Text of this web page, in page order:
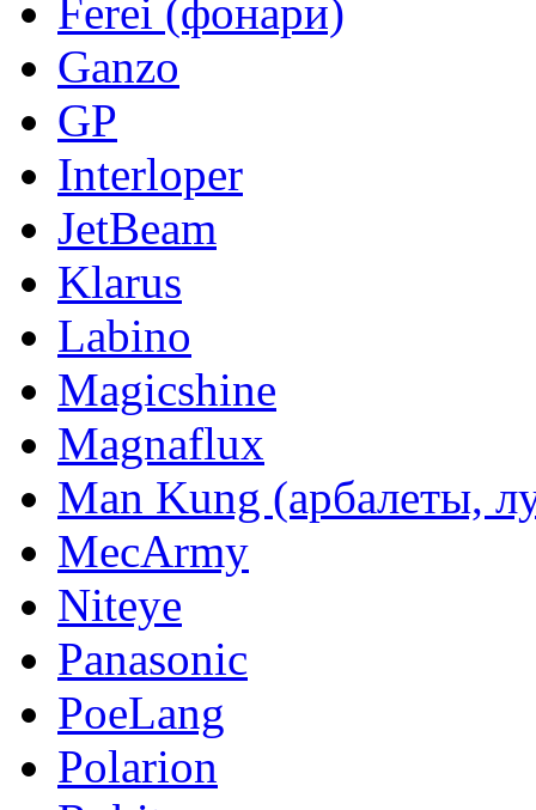
Ferei (фонари)
Ganzo
GP
Interloper
JetBeam
Klarus
Labino
Magicshine
Magnaflux
Man Kung (арбалеты,
MecArmy
Niteye
Panasonic
PoeLang
Polarion